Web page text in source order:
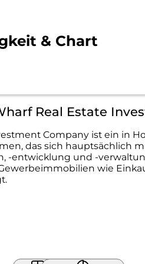
& Chart
Real Estate
Company ist ein in
das sich hauptsächlich
-entwicklung und -
wie